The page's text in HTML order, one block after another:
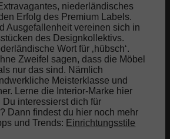
niederländisches
Erfolg des Premium Labels.
Ausgefallenheit vereinen sich in
des Designkollektivs.
Wort für ‚hübsch‘.
Zweifel sagen, dass die Möbel
nur das sind. Nämlich
Meisterklasse und
Lerne die Interior-Marke hier
interessierst dich für
Dann findest du hier noch mehr
und Trends: Einrichtungsstile